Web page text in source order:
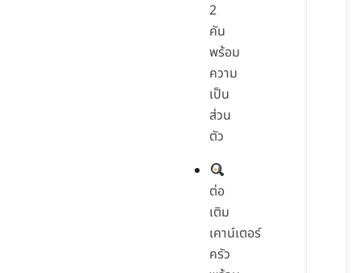
2
คัน
พร้อม
ความ
เป็น
ส่วน
ตัว
ต่อ
เติม
เคาน์เตอร์
ครัว